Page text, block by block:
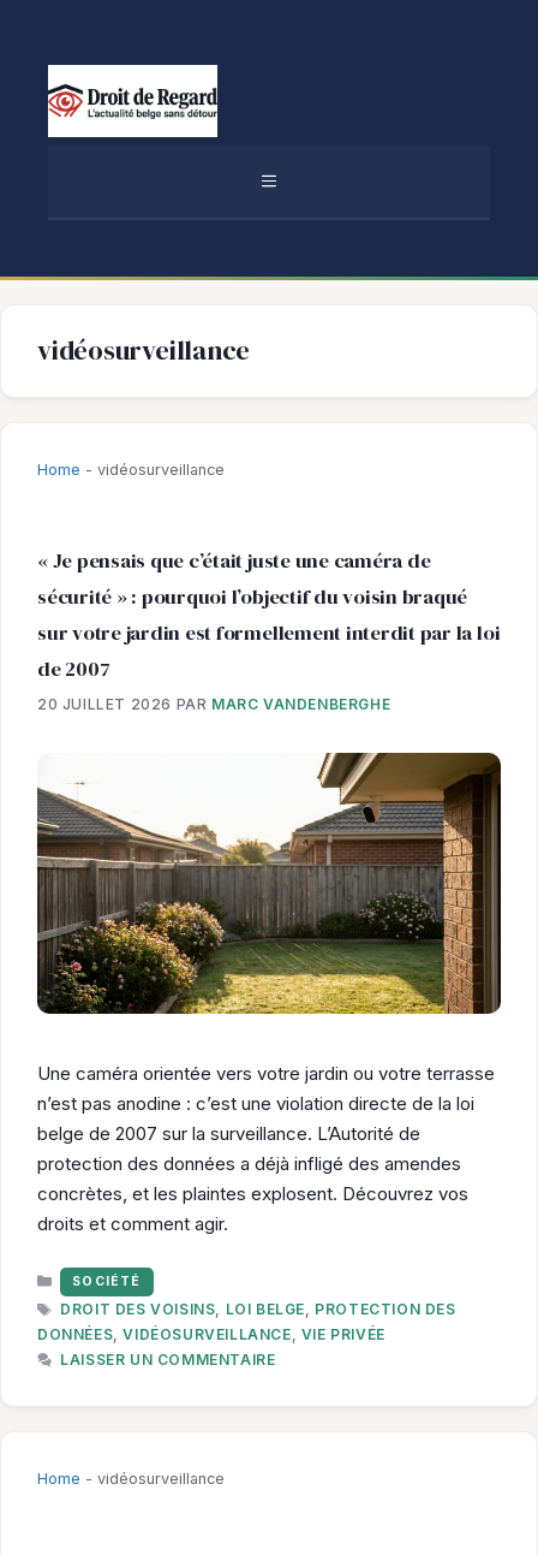
MENU
vidéosurveillance
Home - vidéosurveillance
« Je pensais que c’était juste une caméra de
sécurité » : pourquoi l’objectif du voisin braqué
sur votre jardin est formellement interdit par la loi
de 2007
20 JUILLET 2026 PAR MARC VANDENBERGHE
Une caméra orientée vers votre jardin ou votre terrasse
n’est pas anodine : c’est une violation directe de la loi
belge de 2007 sur la surveillance. L’Autorité de
protection des données a déjà infligé des amendes
concrètes, et les plaintes explosent. Découvrez vos
droits et comment agir.
CATÉGORIES
SOCIÉTÉ
ÉTIQUETTES
DROIT DES VOISINS, LOI BELGE, PROTECTION DES
DONNÉES,VIDÉOSURVEILLANCE, VIE PRIVÉE
LAISSER UN COMMENTAIRE
Home - vidéosurveillance